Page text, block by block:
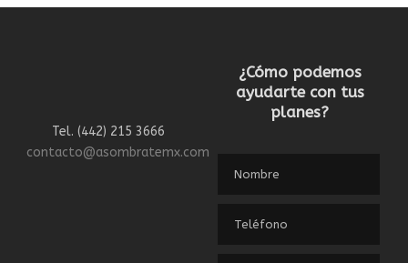
Tel. (442) 215 3666
contacto@asombratemx.com
¿Cómo podemos
ayudarte con tus
planes?